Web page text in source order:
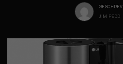
JIM PEDD